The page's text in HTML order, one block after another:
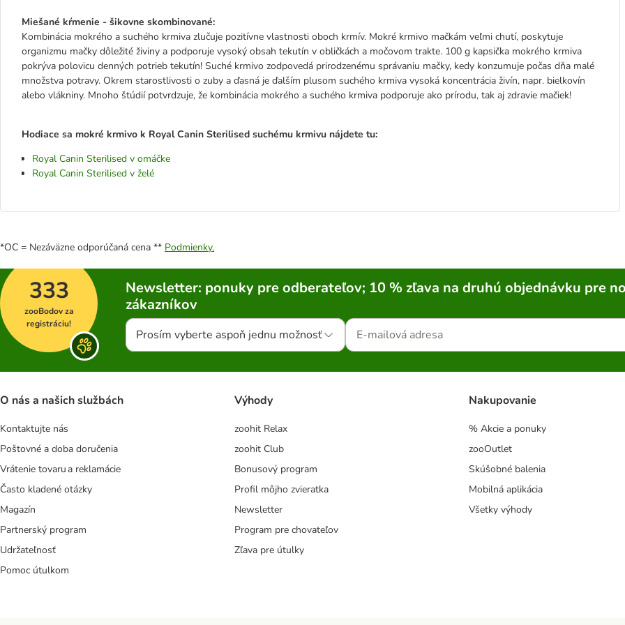
Miešané kŕmenie - šikovne skombinované:
Kombinácia mokrého a suchého krmiva zlučuje pozitívne vlastnosti oboch krmív. Mokré krmivo mačkám veľmi chutí, poskytuje
organizmu mačky dôležité živiny a podporuje vysoký obsah tekutín v obličkách a močovom trakte. 100 g kapsička mokrého krmiva
pokrýva polovicu denných potrieb tekutín! Suché krmivo zodpovedá prirodzenému správaniu mačky, kedy konzumuje počas dňa malé
množstva potravy. Okrem starostlivosti o zuby a ďasná je ďalším plusom suchého krmiva vysoká koncentrácia živín, napr. bielkovín
alebo vlákniny. Mnoho štúdií potvrdzuje, že kombinácia mokrého a suchého krmiva podporuje ako prírodu, tak aj zdravie mačiek!
Hodiace sa mokré krmivo k Royal Canin Sterilised suchému krmivu nájdete tu:
Royal Canin Sterilised v omáčke
Royal Canin Sterilised v želé
*OC = Nezáväzne odporúčaná cena ** Podmienky.
333
zooBodov za
registráciu!
Newsletter: ponuky pre odberateľov; 10 % zľava na druhú objednávku pre
zákazníkov
Prosím vyberte aspoň jednu možnosť
O nás a našich službách
Kontaktujte nás
Poštovné a doba doručenia
Vrátenie tovaru a reklamácie
Často kladené otázky
Magazín
Partnerský program
Udržateľnosť
Pomoc útulkom
Výhody
zoohit Relax
zoohit Club
Bonusový program
Profil môjho zvieratka
Newsletter
Program pre chovateľov
Zľava pre útulky
Nakupovanie
% Akcie a ponuky
zooOutlet
Skúšobné balenia
Mobilná aplikácia
Všetky výhody